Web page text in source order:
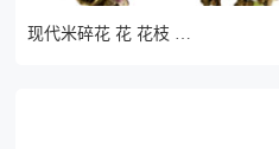
现代米碎花 花 花枝 树枝 树叶3d模型